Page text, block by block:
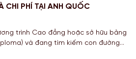
CHI PHÍ TẠI ANH QUỐC
trình Cao đẳng hoặc sở hữu bằng
và đang tìm kiếm con đường